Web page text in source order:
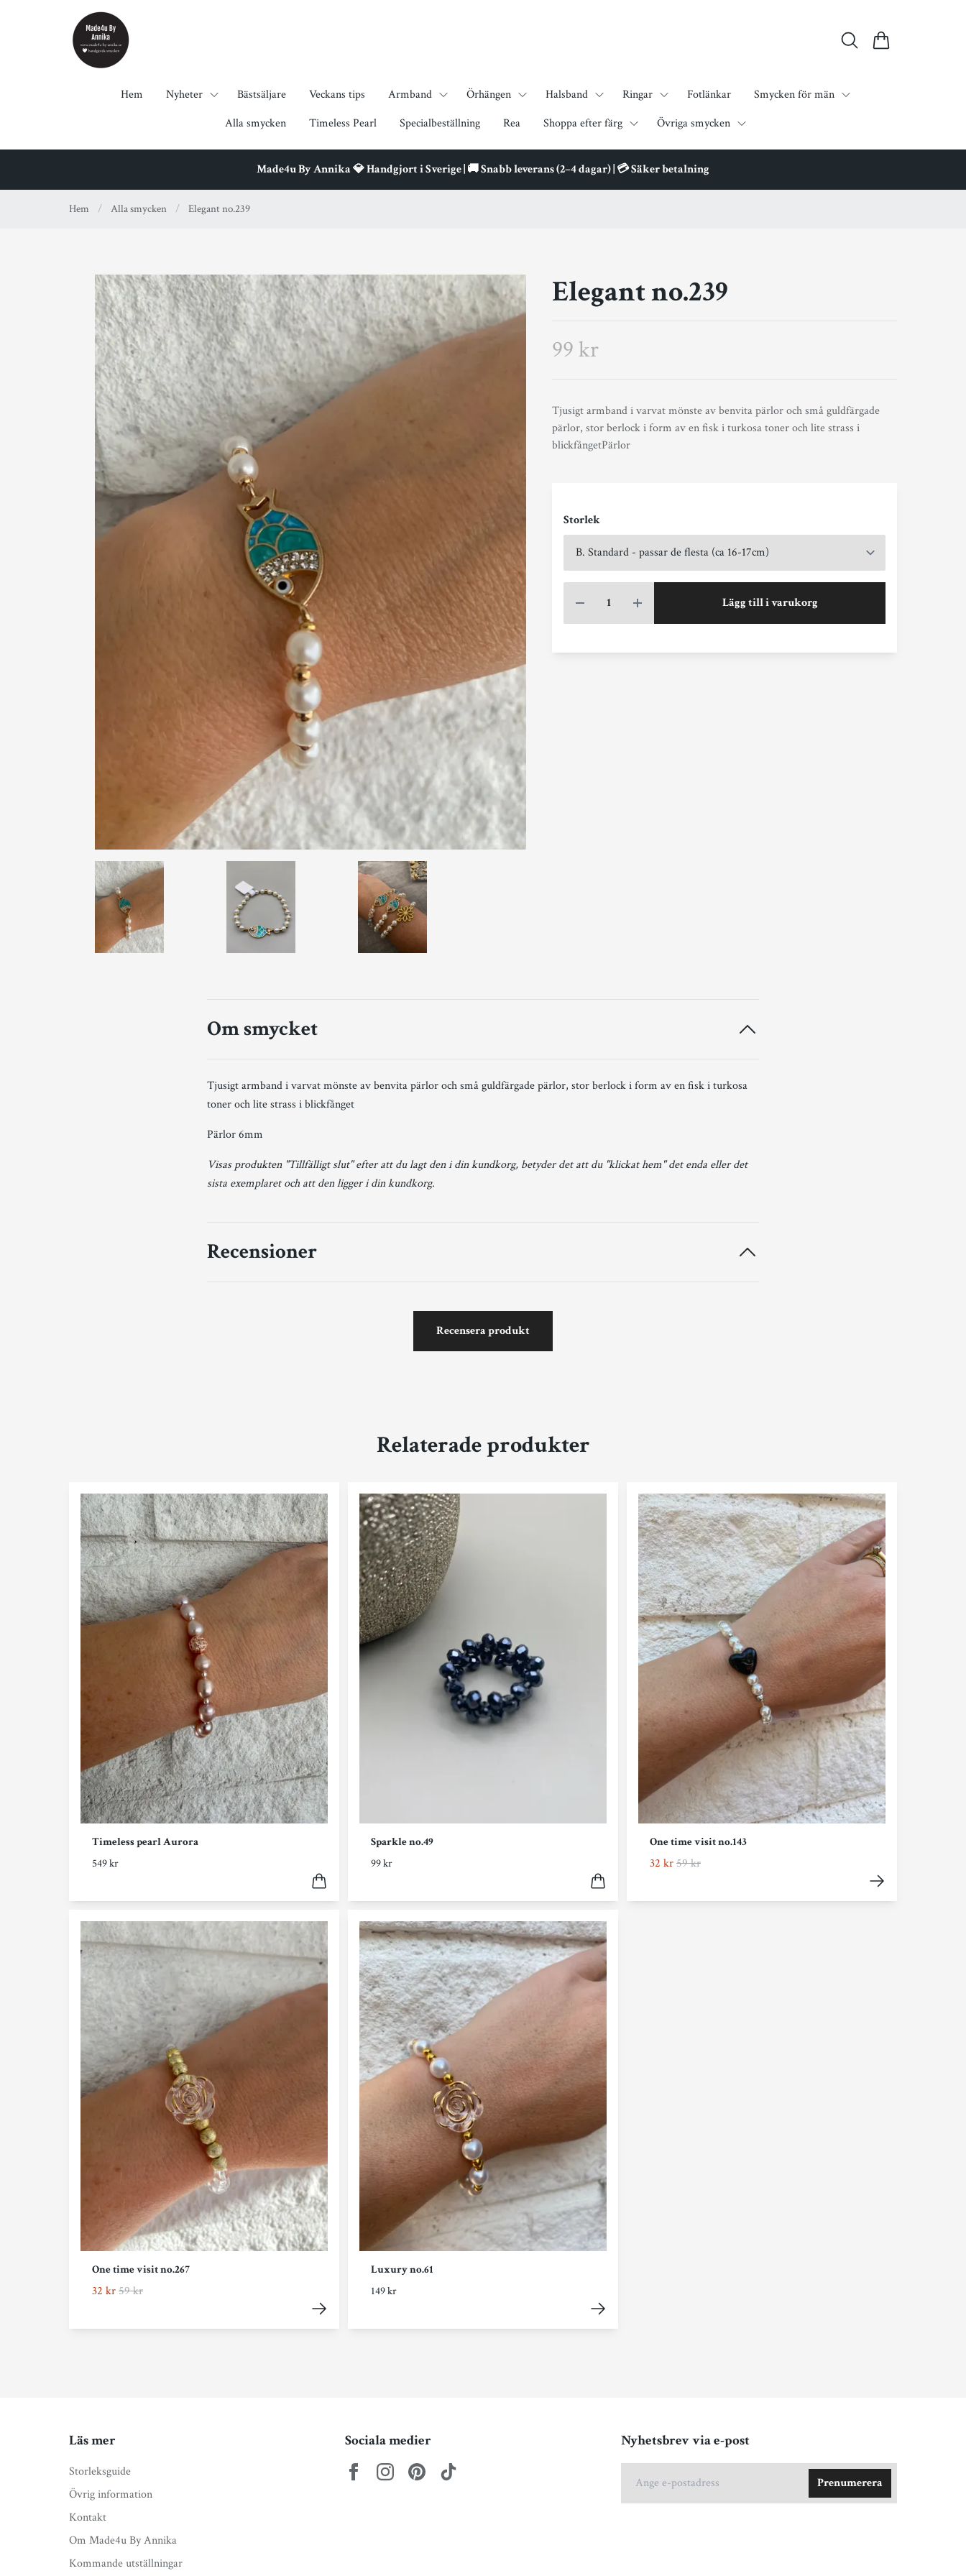
Hem Nyheter Bästsäljare Veckans tips Armband Örhängen Halsband Ringar Fotlänkar
Smycken för män
Alla smycken
Timeless Pearl Specialbeställning Rea Shoppa efter färg Övriga smycken
Made4u By Annika 💎 Handgjort i Sverige | 🚚 Snabb leverans (2–4 dagar) | 💳 Säker betalning
Hem / Alla smycken / Elegant no.239
Elegant no.239
99 kr
Tjusigt armband i varvat mönste av benvita pärlor och små guldfärgade
pärlor, stor berlock i form av en fisk i turkosa toner och lite strass i
blickfångetPärlor
Storlek
Lägg till i varukorg
Om smycket
Tjusigt armband i varvat mönste av benvita pärlor och små guldfärgade pärlor, stor berlock i form av en fisk i turkosa
toner och lite strass i blickfånget
Pärlor 6mm
Visas produkten "Tillfälligt slut" efter att du lagt den i din kundkorg, betyder det att du "klickat hem" det enda eller det
sista exemplaret och att den ligger i din kundkorg.
Recensioner
Recensera produkt
Relaterade produkter
Timeless pearl Aurora
549 kr
Sparkle no.49
99 kr
One time visit no.143
32 kr59 kr
One time visit no.267
32 kr59 kr
Luxury no.61
149 kr
Läs mer
Storleksguide
Övrig information
Kontakt
Om Made4u By Annika
Kommande utställningar
Sociala medier Nyhetsbrev via e-post
Prenumerera